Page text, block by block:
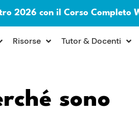
2026 con il Corso Completo
Risorse Tutor & Docenti
sono